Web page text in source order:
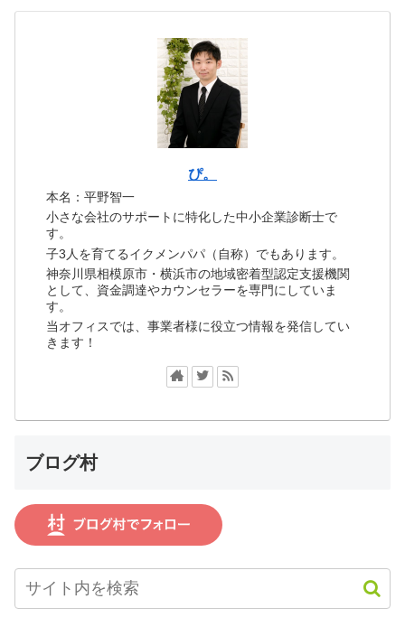
ぴ。
本名：平野智一
小さな会社のサポートに特化した中小企業診断士で
す。
子3人を育てるイクメンパパ（自称）でもあります。
神奈川県相模原市・横浜市の地域密着型認定支援機関
として、資金調達やカウンセラーを専門にしていま
す。
当オフィスでは、事業者様に役立つ情報を発信してい
きます！
ブログ村